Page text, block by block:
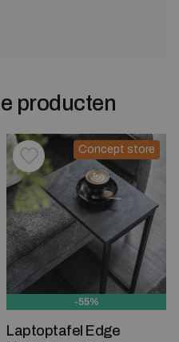
producten
Concept store
Toevoegen aan
Verwijderen van verlanglijst
-55%
Laptoptafel Edge